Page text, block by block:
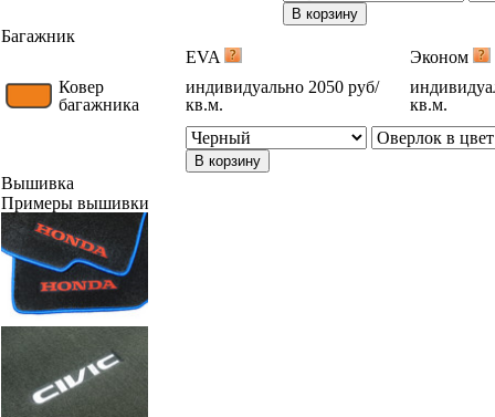
В корзину
Багажник
EVA
Эконом
Ковер
багажника
индивидуально 2050 руб/
кв.м.
кв.м.
В корзину
Вышивка
Примеры вышивки